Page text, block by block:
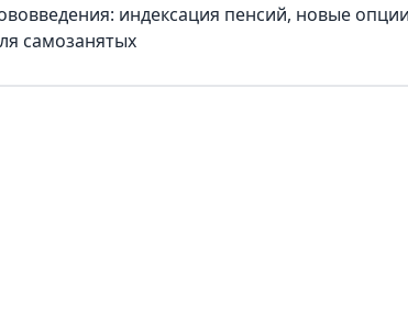
индексация пенсий, новые
самозанятых